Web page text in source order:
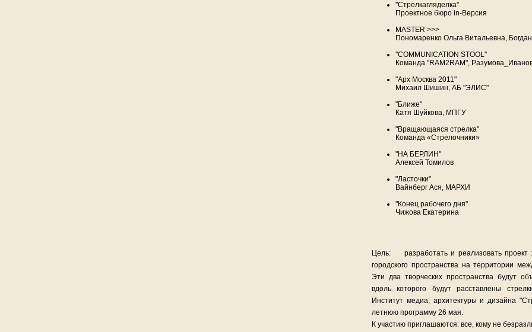
"Стрелкагляделка"
Проектное бюро in-Версия
MASTER >>>
Пономаренко Ольга Витальевна,
"COMMUNICATION STOOL"
Команда "RAM2RAM",
"Арх Москва 2011"
Михаил Шишин, АБ "ЭЛИС"
"Ближе"
Катя Шуйкова, МПГУ
"Вращающаяся стрелка"
Команда «Стрелочники»
"НА БЕРЛИН"
Алексей Томилов
"Ласточки"
Вайнберг Ася, МАРХИ
"Конец рабочего дня"
Чижова Екатерина
Цель: разработать и реализовать проект
городского пространства на территории
Эти два творческих пространства будут
вдоль которого будут расставлены
Институт медиа, архитектуры и дизайна
летнюю программу 26 мая.
К участию приглашаются: все, кому не